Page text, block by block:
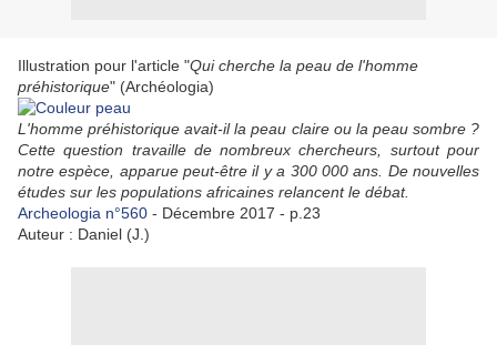
Illustration pour l'article "Qui cherche la peau de l'homme
préhistorique" (Archéologia)
L'homme préhistorique avait-il la peau claire ou la peau sombre ?
Cette question travaille de nombreux chercheurs, surtout pour
notre espèce, apparue peut-être il y a 300 000 ans. De nouvelles
études sur les populations africaines relancent le débat.
Archeologia n°560 - Décembre 2017 - p.23
Auteur : Daniel (J.)